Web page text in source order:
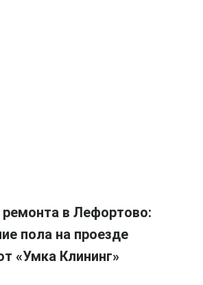
ремонта в Лефортово:
пола на проезде
«Умка Клининг»